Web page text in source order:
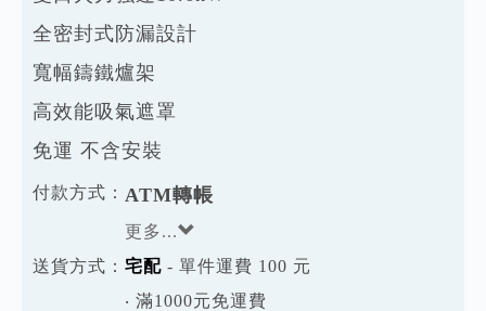
全密封式防漏設計
寬幅鑄鐵爐架
高效能吸氣遮罩
免運 不含安裝
付款方式： ATM轉帳
更多...
送貨方式： 宅配 - 單件運費 100 元
‧ 滿1000元免運費